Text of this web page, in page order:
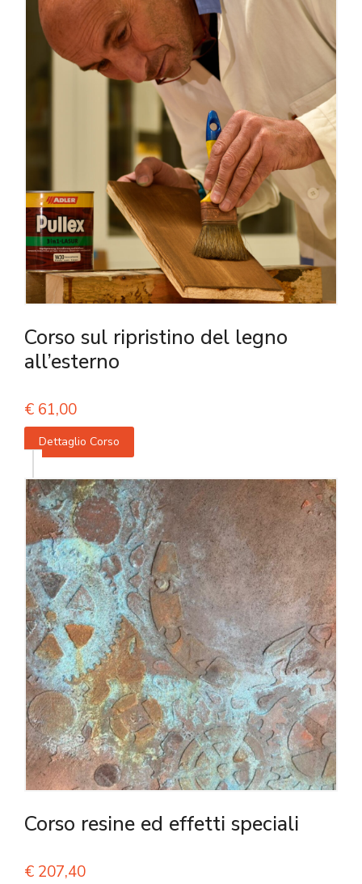
Corso sul ripristino del legno
all’esterno
€ 61,00
Dettaglio Corso
Corso resine ed effetti speciali
€ 207,40